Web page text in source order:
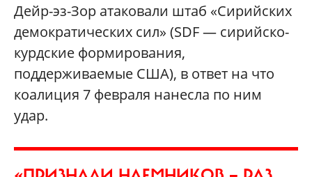
Дейр-эз-Зор атаковали штаб «Сирийских
демократических сил» (SDF — сирийско-
курдские формирования,
поддерживаемые США), в ответ на что
коалиция 7 февраля нанесла по ним
удар.